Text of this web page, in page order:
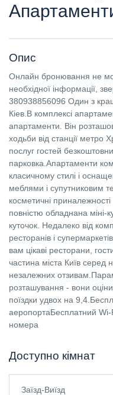
Опис
Онлайн бронювання не
необхідної інформації,
380938856096 Один з
Кіев.В комплексі
апартаменти. Він
ходьби від станції метро
послуг гостей
парковка.Апартаменти
класичному стилі і
меблями і супутниковим
косметичні
повністю обладнана міні-
куточок. Недалеко від
ресторанів і
вам цікаві ресторани,
частина міста Київ серед
незалежних
розташування - вони
поїздки удвох на
аеропортаБесплатний
номера
Доступно кімнат
Заїзд-Виїзд